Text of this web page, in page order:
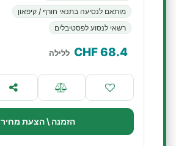
מותאם לנסיעה בתנאי חורף / קיפאון
רשאי לנסוע לפסטיבלים
68.4
CHF ללילה
הזמנה \ הצעת מחיר